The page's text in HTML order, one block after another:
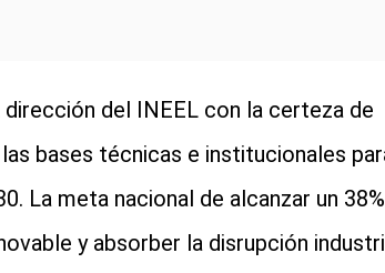
del INEEL con la certeza de
bases técnicas e institucionales
La meta nacional de alcanzar un 38%
y absorber la disrupción